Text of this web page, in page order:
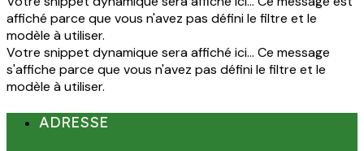
affiché parce que vous n'avez pas défini le filtre et le
modèle à utiliser.
Votre snippet dynamique sera affiché ici... Ce message
s'affiche parce que vous n'avez pas défini le filtre et le
modèle à utiliser.
ADRESSE